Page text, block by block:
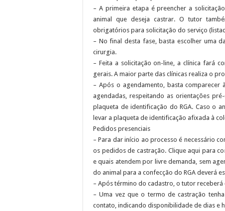
– A primeira etapa é preencher a
animal que deseja castrar. O tutor
obrigatórios para solicitação do serviço
– No final desta fase, basta escolher uma
cirurgia.
– Feita a solicitação on-line, a clínica fará
gerais. A maior parte das clínicas realiza o
– Após o agendamento, basta
agendadas, respeitando as orientações
plaqueta de identificação do RGA. Caso o
levar a plaqueta de identificação afixada à
Pedidos presenciais
– Para dar início ao processo é necessário
os pedidos de castração. Clique aqui para
e quais atendem por livre demanda, sem
do animal para a confecção do RGA deverá
– Após término do cadastro, o tutor
– Uma vez que o termo de castração
contato, indicando disponibilidade de dias e